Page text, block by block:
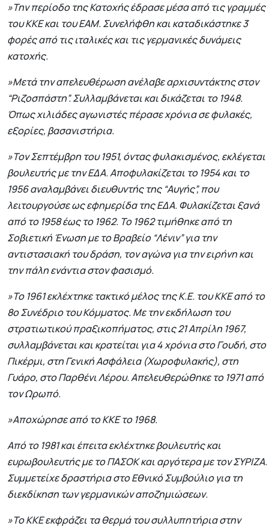
»Την περίοδο της Κατοχής έδρασε μέσα από τις γραμμές
του ΚΚΕ και του ΕΑΜ. Συνελήφθη και καταδικάστηκε 3
φορές από τις ιταλικές και τις γερμανικές δυνάμεις
κατοχής.
»Μετά την απελευθέρωση ανέλαβε αρχισυντάκτης στον
“Ριζοσπάστη”. Συλλαμβάνεται και δικάζεται το 1948.
Όπως χιλιάδες αγωνιστές πέρασε χρόνια σε φυλακές,
εξορίες, βασανιστήρια.
»Τον Σεπτέμβρη του 1951, όντας φυλακισμένος, εκλέγεται
βουλευτής με την ΕΔΑ. Αποφυλακίζεται το 1954 και το
1956 αναλαμβάνει διευθυντής της “Αυγής”, που
λειτουργούσε ως εφημερίδα της ΕΔΑ. Φυλακίζεται ξανά
από το 1958 έως το 1962. Το 1962 τιμήθηκε από τη
Σοβιετική Ένωση με το Βραβείο “Λένιν” για την
αντιστασιακή του δράση, τον αγώνα για την ειρήνη και
την πάλη ενάντια στον φασισμό.
»Το 1961 εκλέχτηκε τακτικό μέλος της Κ.Ε. του ΚΚΕ από το
8ο Συνέδριο του Κόμματος. Με την εκδήλωση του
στρατιωτικού πραξικοπήματος, στις 21 Απρίλη 1967,
συλλαμβάνεται και κρατείται για 4 χρόνια στο Γουδή, στο
Πικέρμι, στη Γενική Ασφάλεια (Χωροφυλακής), στη
Γυάρο, στο Παρθένι Λέρου. Απελευθερώθηκε το 1971 από
τον Ωρωπό.
»Αποχώρησε από το ΚΚΕ το 1968.
Από το 1981 και έπειτα εκλέχτηκε βουλευτής και
ευρωβουλευτής με το ΠΑΣΟΚ και αργότερα με τον ΣΥΡΙΖΑ.
Συμμετείχε δραστήρια στο Εθνικό Συμβούλιο για τη
διεκδίκηση των γερμανικών αποζημιώσεων.
»Το ΚΚΕ εκφράζει τα θερμά του συλλυπητήρια στην